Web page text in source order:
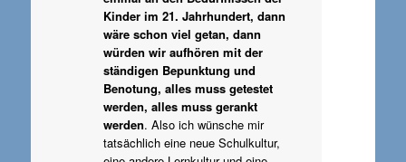
Kinder im 21. Jahrhundert, dann
wäre schon viel getan, dann
würden wir aufhören mit der
ständigen Bepunktung und
Benotung, alles muss getestet
werden, alles muss gerankt
werden. Also ich wünsche mir
tatsächlich eine neue Schulkultur,